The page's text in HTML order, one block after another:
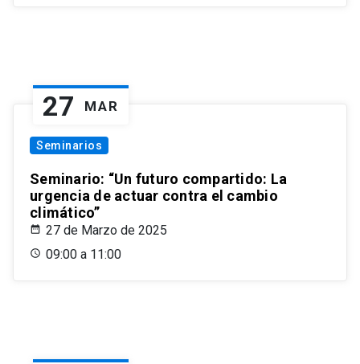
27 MAR
Seminarios
Seminario: “Un futuro compartido: La
urgencia de actuar contra el cambio
climático”
27 de Marzo de 2025
09:00 a 11:00